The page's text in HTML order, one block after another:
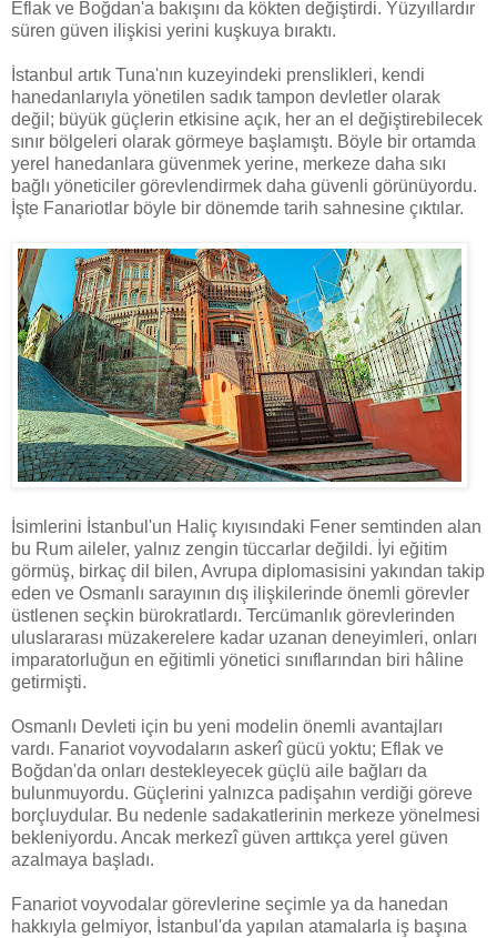
Eflak ve Boğdan'a bakışını da kökten değiştirdi. Yüzyıllardır
süren güven ilişkisi yerini kuşkuya bıraktı.
İstanbul artık Tuna'nın kuzeyindeki prenslikleri, kendi
hanedanlarıyla yönetilen sadık tampon devletler olarak
değil; büyük güçlerin etkisine açık, her an el değiştirebilecek
sınır bölgeleri olarak görmeye başlamıştı. Böyle bir ortamda
yerel hanedanlara güvenmek yerine, merkeze daha sıkı
bağlı yöneticiler görevlendirmek daha güvenli görünüyordu.
İşte Fanariotlar böyle bir dönemde tarih sahnesine çıktılar.
İsimlerini İstanbul'un Haliç kıyısındaki Fener semtinden alan
bu Rum aileler, yalnız zengin tüccarlar değildi. İyi eğitim
görmüş, birkaç dil bilen, Avrupa diplomasisini yakından takip
eden ve Osmanlı sarayının dış ilişkilerinde önemli görevler
üstlenen seçkin bürokratlardı. Tercümanlık görevlerinden
uluslararası müzakerelere kadar uzanan deneyimleri, onları
imparatorluğun en eğitimli yönetici sınıflarından biri hâline
getirmişti.
Osmanlı Devleti için bu yeni modelin önemli avantajları
vardı. Fanariot voyvodaların askerî gücü yoktu; Eflak ve
Boğdan'da onları destekleyecek güçlü aile bağları da
bulunmuyordu. Güçlerini yalnızca padişahın verdiği göreve
borçluydular. Bu nedenle sadakatlerinin merkeze yönelmesi
bekleniyordu. Ancak merkezî güven arttıkça yerel güven
azalmaya başladı.
Fanariot voyvodalar görevlerine seçimle ya da hanedan
hakkıyla gelmiyor, İstanbul'da yapılan atamalarla iş başına